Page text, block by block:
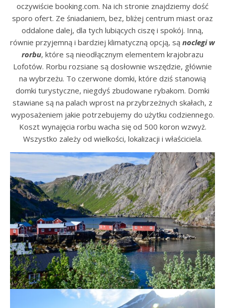
oczywiście booking.com. Na ich stronie znajdziemy dość
sporo ofert. Ze śniadaniem, bez, bliżej centrum miast oraz
oddalone dalej, dla tych lubiących ciszę i spokój. Inną,
równie przyjemną i bardziej klimatyczną opcją, są noclegi w
rorbu, które są nieodłącznym elementem krajobrazu
Lofotów. Rorbu rozsiane są dosłownie wszędzie, głównie
na wybrzeżu. To czerwone domki, które dziś stanowią
domki turystyczne, niegdyś zbudowane rybakom. Domki
stawiane są na palach wprost na przybrzeżnych skałach, z
wyposażeniem jakie potrzebujemy do użytku codziennego.
Koszt wynajęcia rorbu wacha się od 500 koron wzwyż.
Wszystko zależy od wielkości, lokalizacji i właściciela.